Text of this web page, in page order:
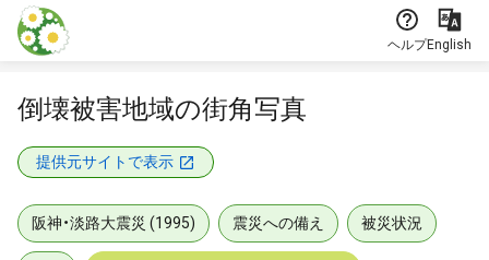
本文に飛ぶ
ヘルプEnglish
倒壊被害地域の街角写真
提供元サイトで表示
阪神・淡路大震災 (1995) 震災への備え 被災状況